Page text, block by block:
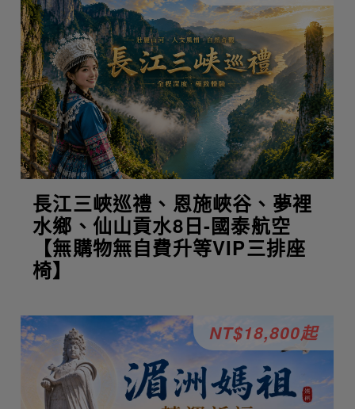
長江三峽巡禮、恩施峽谷、夢裡
水鄉、仙山貢水8日-國泰航空
【無購物無自費升等VIP三排座
椅】
NT$18,800起